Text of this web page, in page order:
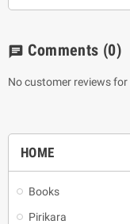
HOME
Books
Pirikara
chat Comments (0)
No customer reviews